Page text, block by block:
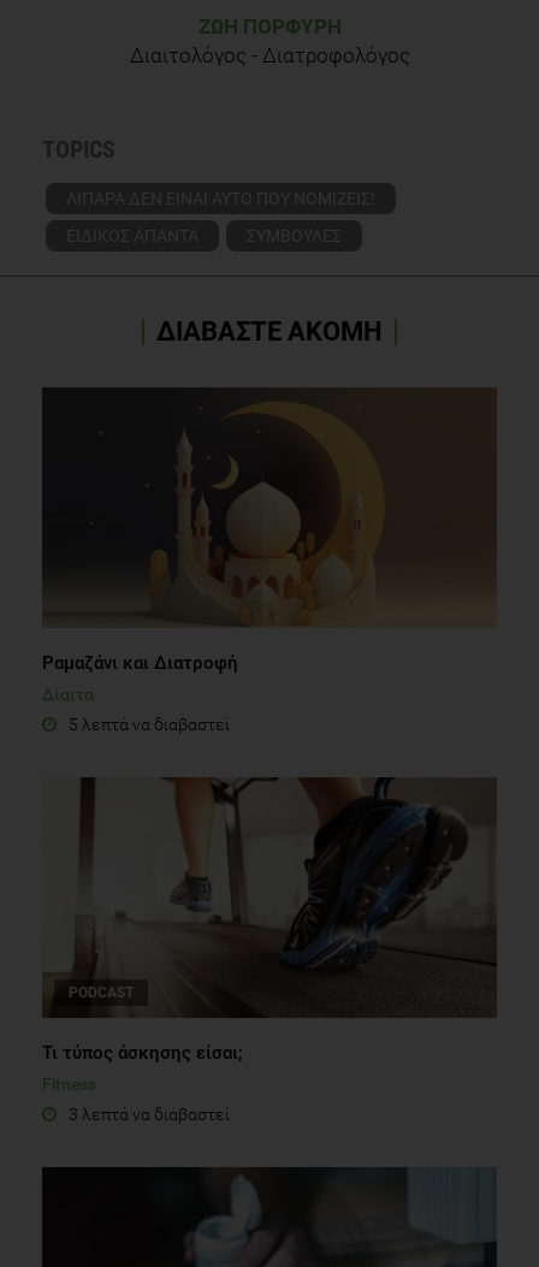
ΖΩΉ ΠΟΡΦΎΡΗ
Διαιτολόγος - Διατροφολόγος
TOPICS
ΛΙΠΑΡΑ ΔΕΝ ΕΙΝΑΙ ΑΥΤΟ ΠΟΥ ΝΟΜΙΖΕΙΣ!
ΕΙΔΙΚΟΣ ΑΠΑΝΤΑ
ΣΥΜΒΟΥΛΕΣ
ΔΙΑΒΑΣΤΕ ΑΚΟΜΗ
Ραμαζάνι και Διατροφή
Δίαιτα
5 λεπτά να διαβαστεί
PODCAST
Τι τύπος άσκησης είσαι;
Fitness
3 λεπτά να διαβαστεί